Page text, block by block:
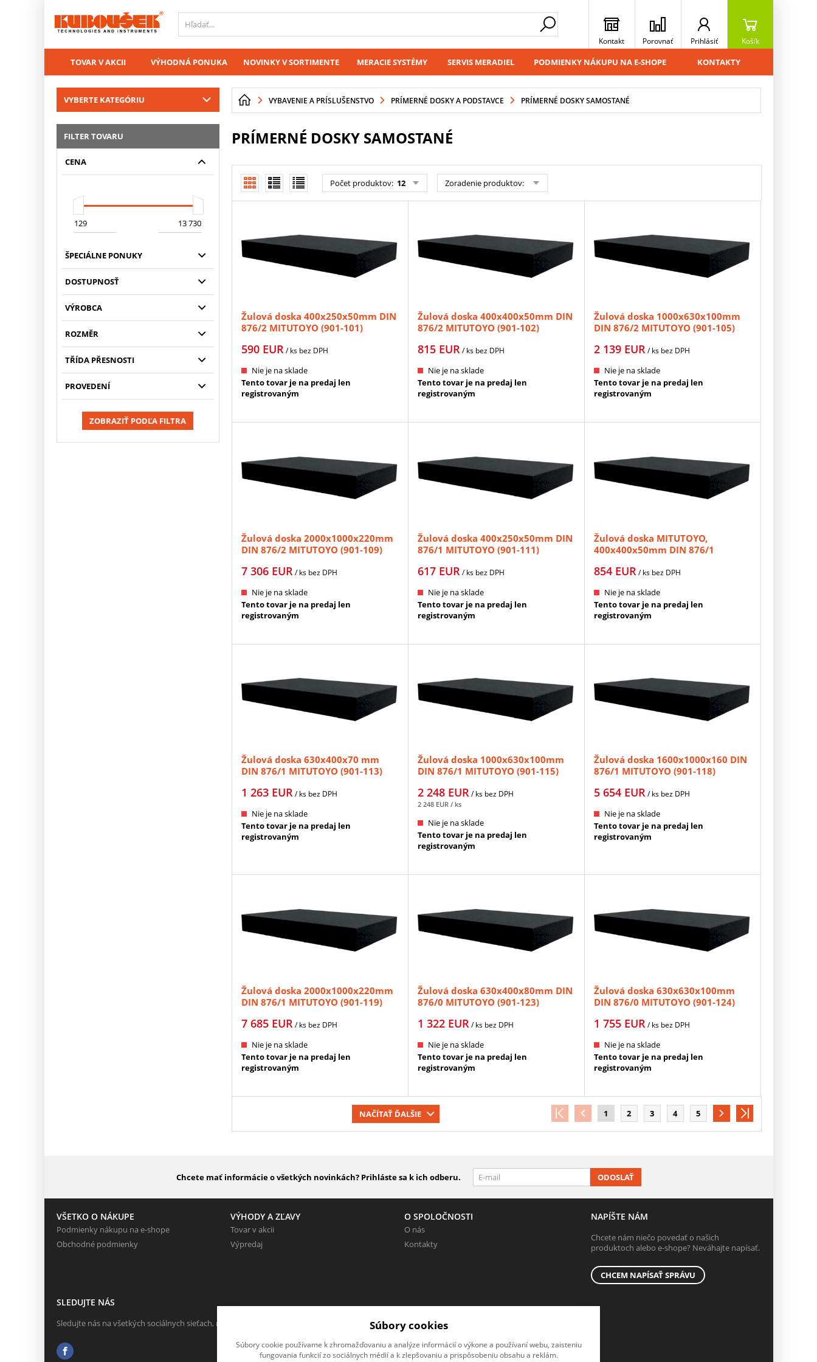
Kontakt Porovnať Prihlásiť Košík
TOVAR V AKCII VÝHODNÁ PONUKA NOVINKY V SORTIMENTE MERACIE SYSTÉMY SERVIS MERADIEL PODMIENKY NÁKUPU NA E-SHOPE KONTAKTY
VYBERTE KATEGÓRIU
FILTER TOVARU
CENA
ŠPECIÁLNE PONUKY
DOSTUPNOSŤ
VÝROBCA
ROZMĚR
TŘÍDA PŘESNOSTI
PROVEDENÍ
ZOBRAZIŤ PODĽA FILTRA
VYBAVENIE A PRÍSLUŠENSTVO PRÍMERNÉ DOSKY A PODSTAVCE PRÍMERNÉ DOSKY SAMOSTANÉ
PRÍMERNÉ DOSKY SAMOSTANÉ
Počet produktov: 12 Zoradenie produktov:
Žulová doska 400x250x50mm DIN
876/2 MITUTOYO (901-101)
590EUR/ ks bez DPH
Nie je na sklade
Tento tovar je na predaj len
registrovaným
Žulová doska 400x400x50mm DIN
876/2 MITUTOYO (901-102)
815EUR/ ks bez DPH
Nie je na sklade
Tento tovar je na predaj len
registrovaným
Žulová doska 1000x630x100mm
DIN 876/2 MITUTOYO (901-105)
2 139 EUR/ ks bez DPH
Nie je na sklade
Tento tovar je na predaj len
registrovaným
Žulová doska 2000x1000x220mm
DIN 876/2 MITUTOYO (901-109)
7 306EUR/ ks bez DPH
Nie je na sklade
Tento tovar je na predaj len
registrovaným
Žulová doska 400x250x50mm DIN
876/1 MITUTOYO (901-111)
617EUR/ ks bez DPH
Nie je na sklade
Tento tovar je na predaj len
registrovaným
Žulová doska MITUTOYO,
400x400x50mm DIN 876/1
854 EUR/ ks bez DPH
Nie je na sklade
Tento tovar je na predaj len
registrovaným
Žulová doska 630x400x70 mm
DIN 876/1 MITUTOYO (901-113)
1 263EUR/ ks bez DPH
Nie je na sklade
Tento tovar je na predaj len
registrovaným
Žulová doska 1000x630x100mm
DIN 876/1 MITUTOYO (901-115)
2 248EUR/ ks bez DPH
2 248EUR/ ks
Nie je na sklade
Tento tovar je na predaj len
registrovaným
Žulová doska 1600x1000x160 DIN
876/1 MITUTOYO (901-118)
5 654 EUR/ ks bez DPH
Nie je na sklade
Tento tovar je na predaj len
registrovaným
Žulová doska 2000x1000x220mm
DIN 876/1 MITUTOYO (901-119)
7 685EUR/ ks bez DPH
Nie je na sklade
Tento tovar je na predaj len
registrovaným
Žulová doska 630x400x80mm DIN
876/0 MITUTOYO (901-123)
1 322EUR/ ks bez DPH
Nie je na sklade
Tento tovar je na predaj len
registrovaným
Žulová doska 630x630x100mm
DIN 876/0 MITUTOYO (901-124)
1 755 EUR / ks bez DPH
Nie je na sklade
Tento tovar je na predaj len
registrovaným
NAČÍTAŤ ĎALŠIE 1 2 3 4 5
Chcete mať informácie o všetkých novinkách? Prihláste sa k ich odberu. ODOSLAŤ
VŠETKO O NÁKUPE
Podmienky nákupu na e-shope
Obchodné podmienky
VÝHODY A ZĽAVY
Tovar v akcii
Výpredaj
O SPOLOČNOSTI
O nás
Kontakty
NAPÍŠTE NÁM
Chcete nám niečo povedať o našich
produktoch alebo e-shope? Neváhajte napísať.
CHCEM NAPÍSAŤ SPRÁVU
SLEDUJTE NÁS
Sledujte nás na všetkých sociálnych sieťach, nech Vám nič neunikne! Súbory cookies
Súbory cookie používame k zhromažďovaniu a analýze informácií o výkone a používaní webu, zaisteniu
fungovania funkcií zo sociálnych médií a k zlepšovaniu a prispôsobeniu obsahu a reklám.